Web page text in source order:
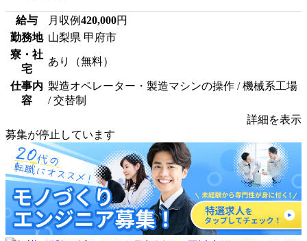
給与 月収例420,000円
勤務地 山梨県 甲府市
寮・社
宅
あり（無料）
仕事内
容
製造オペレーター・製造マシンの操作 / 機械系工場
/ 交替制
詳細を表示
募集が停止しています